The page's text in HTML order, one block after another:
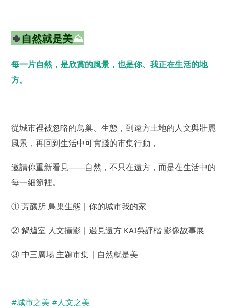
🌵自然就是美⛰️
每一片自然，是欣賞的風景，也是你、我正在生活的地
方。
從城市裡被忽略的鳥巢、生態，到遠方土地的人文與壯麗
風景，再回到生活中可實踐的市集行動，
邀請你重新看見——自然，不只在遠方，而是在生活中的
每一細節裡。
① 芳釀所 鳥巢生態｜你的城市我的家
② 鍋爐室 人文攝影｜遇見遠方 KAI吳評楷 影像故事展
③ 中三廣場 主題市集｜自然就是美
#城市之美 #人文之美